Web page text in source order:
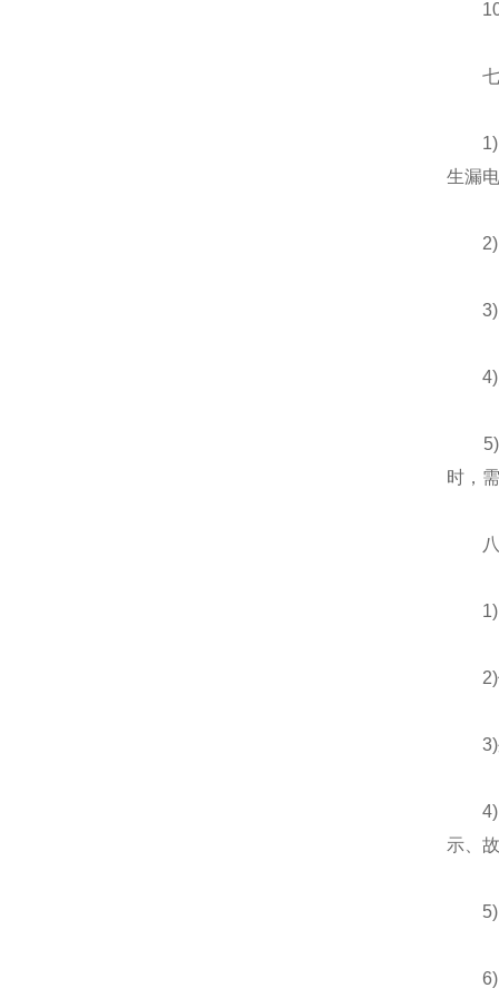
10)
七
1)电
生漏
2)电
3)防
4)防
5)低
时，
八
1)内
2)保
3)外
4)控
示、
5)电
6)电